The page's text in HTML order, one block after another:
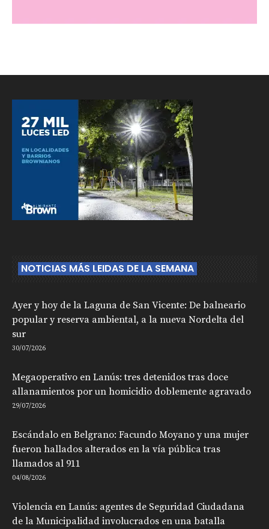
NOTICIAS MÁS LEIDAS DE LA SEMANA
Ayer y hoy de la Laguna de San Vicente: De balneario
popular y reserva ambiental, a la nueva Nordelta del
sur
30/07/2026
Megaoperativo en Lanús: tres detenidos tras doce
allanamientos por un homicidio doblemente agravado
29/07/2026
Escándalo en Belgrano: Facundo Moyano y una mujer
fueron hallados alterados en la vía pública tras
llamados al 911
04/08/2026
Violencia en Lanús: agentes de Seguridad Ciudadana
de la Municipalidad involucrados en una batalla